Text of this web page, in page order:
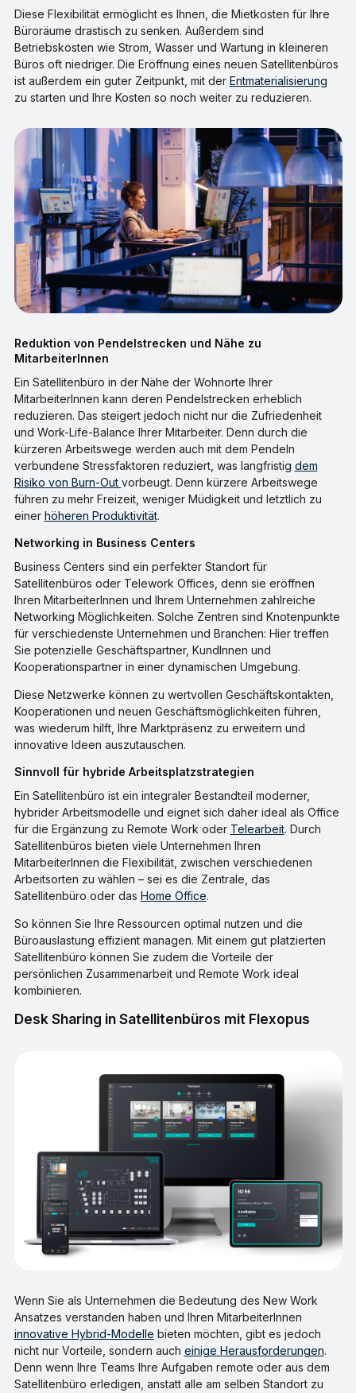
Diese Flexibilität ermöglicht es Ihnen, die Mietkosten für Ihre
Büroräume drastisch zu senken. Außerdem sind
Betriebskosten wie Strom, Wasser und Wartung in kleineren
Büros oft niedriger. Die Eröffnung eines neuen Satellitenbüros
ist außerdem ein guter Zeitpunkt, mit der Entmaterialisierung
zu starten und Ihre Kosten so noch weiter zu reduzieren.
Reduktion von Pendelstrecken und Nähe zu
MitarbeiterInnen
Ein Satellitenbüro in der Nähe der Wohnorte Ihrer
MitarbeiterInnen kann deren Pendelstrecken erheblich
reduzieren. Das steigert jedoch nicht nur die Zufriedenheit
und Work-Life-Balance Ihrer Mitarbeiter. Denn durch die
kürzeren Arbeitswege werden auch mit dem Pendeln
verbundene Stressfaktoren reduziert, was langfristig dem
Risiko von Burn-Out vorbeugt. Denn kürzere Arbeitswege
führen zu mehr Freizeit, weniger Müdigkeit und letztlich zu
einer höheren Produktivität.
Networking in Business Centers
Business Centers sind ein perfekter Standort für
Satellitenbüros oder Telework Offices, denn sie eröffnen
Ihren MitarbeiterInnen und Ihrem Unternehmen zahlreiche
Networking Möglichkeiten. Solche Zentren sind Knotenpunkte
für verschiedenste Unternehmen und Branchen: Hier treffen
Sie potenzielle Geschäftspartner, KundInnen und
Kooperationspartner in einer dynamischen Umgebung.
Diese Netzwerke können zu wertvollen Geschäftskontakten,
Kooperationen und neuen Geschäftsmöglichkeiten führen,
was wiederum hilft, Ihre Marktpräsenz zu erweitern und
innovative Ideen auszutauschen.
Sinnvoll für hybride Arbeitsplatzstrategien
Ein Satellitenbüro ist ein integraler Bestandteil moderner,
hybrider Arbeitsmodelle und eignet sich daher ideal als Office
für die Ergänzung zu Remote Work oder Telearbeit. Durch
Satellitenbüros bieten viele Unternehmen Ihren
MitarbeiterInnen die Flexibilität, zwischen verschiedenen
Arbeitsorten zu wählen – sei es die Zentrale, das
Satellitenbüro oder das Home Office.
So können Sie Ihre Ressourcen optimal nutzen und die
Büroauslastung effizient managen. Mit einem gut platzierten
Satellitenbüro können Sie zudem die Vorteile der
persönlichen Zusammenarbeit und Remote Work ideal
kombinieren.
Desk Sharing in Satellitenbüros mit Flexopus
Wenn Sie als Unternehmen die Bedeutung des New Work
Ansatzes verstanden haben und Ihren MitarbeiterInnen
innovative Hybrid-Modelle bieten möchten, gibt es jedoch
nicht nur Vorteile, sondern auch einige Herausforderungen.
Denn wenn Ihre Teams Ihre Aufgaben remote oder aus dem
Satellitenbüro erledigen, anstatt alle am selben Standort zu